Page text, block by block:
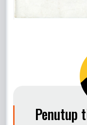
Penutup